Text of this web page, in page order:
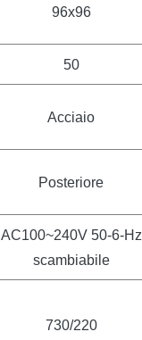
96x96
50
Acciaio
Posteriore
AC100~240V 50-6-Hz
scambiabile
730/220